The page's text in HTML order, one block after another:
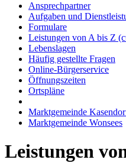
Ansprechpartner
Aufgaben und
Formulare
Leistungen von A bis Z
Lebenslagen
Häufig gestellte Fragen
Online-Bürgerservice
Öffnungszeiten
Ortspläne
Marktgemeinde
Marktgemeinde Wonsees
Leistungen